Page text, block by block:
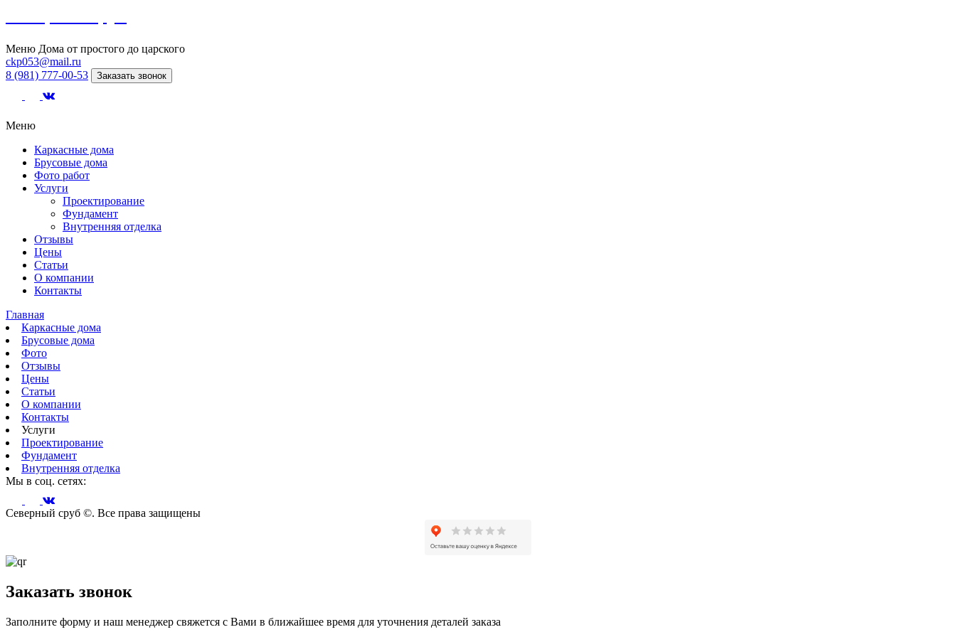
Меню Дома от простого до царского
ckp053@mail.ru
8 (981) 777-00-53
Заказать звонок
Меню
Каркасные дома
Брусовые дома
Фото работ
Услуги
Проектирование
Фундамент
Внутренняя отделка
Отзывы
Цены
Статьи
О компании
Контакты
Главная
Каркасные дома
Брусовые дома
Фото
Отзывы
Цены
Статьи
О компании
Контакты
Услуги
Проектирование
Фундамент
Внутренняя отделка
Мы в соц. сетях:
Северный сруб ©. Все права защищены
Заказать звонок
Заполните форму и наш менеджер свяжется с Вами в ближайшее время для уточнения деталей заказа